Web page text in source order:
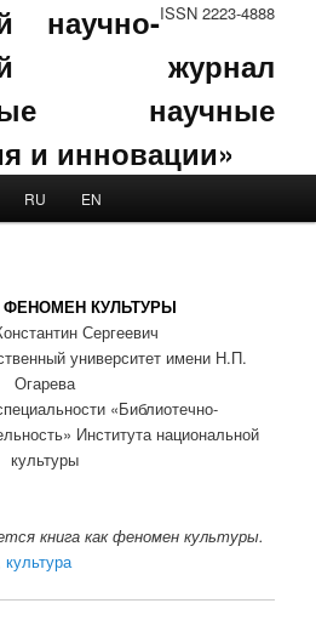
ISSN 2223-4888
научно-
журнал
научные
и инновации»
RU EN
ФЕНОМЕН КУЛЬТУРЫ
Сергеевич
университет имени Н.П.
Огарева
«Библиотечно-
Института национальной
культуры
книга как феномен культуры.
культура